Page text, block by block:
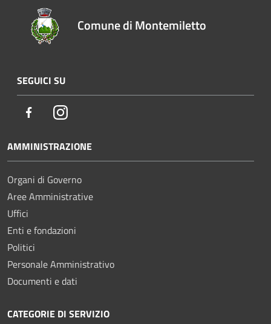
Comune di Montemiletto
SEGUICI SU
FacebookInstagram
AMMINISTRAZIONE
Organi di Governo
Aree Amministrative
Uffici
Enti e fondazioni
Politici
Personale Amministrativo
Documenti e dati
CATEGORIE DI SERVIZIO